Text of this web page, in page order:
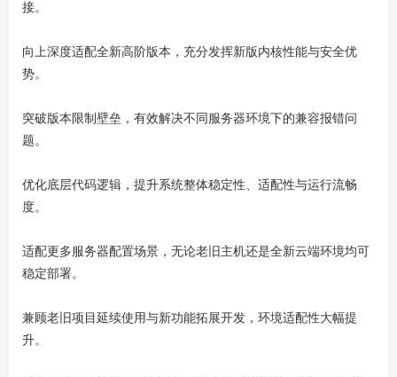
接。
向上深度适配全新高阶版本，充分发挥新版内核性能与安全优
势。
突破版本限制壁垒，有效解决不同服务器环境下的兼容报错问
题。
优化底层代码逻辑，提升系统整体稳定性、适配性与运行流畅
度。
适配更多服务器配置场景，无论老旧主机还是全新云端环境均可
稳定部署。
兼顾老旧项目延续使用与新功能拓展开发，环境适配性大幅提
升。